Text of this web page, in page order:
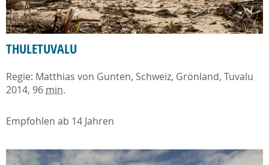
THULETUVALU
Regie: Matthias von Gunten, Schweiz, Grönland, Tuvalu
2014, 96 min.
Empfohlen ab 14 Jahren